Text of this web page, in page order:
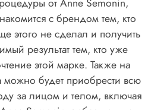
от Anne Semonin,
с брендом тем, кто
этого не сделал и получить
результат тем, кто уже
этой марке. Также на
можно будет приобрести всю
за лицом и телом, включая